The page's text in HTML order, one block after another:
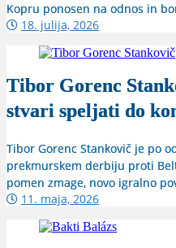
Kopru ponosen na odnos in
18. julija, 2026
Tibor Gorenc
stvari speljati do
Tibor Gorenc Stankovič je po
prekmurskem derbiju proti
pomen zmage, novo igralno
11. maja, 2026